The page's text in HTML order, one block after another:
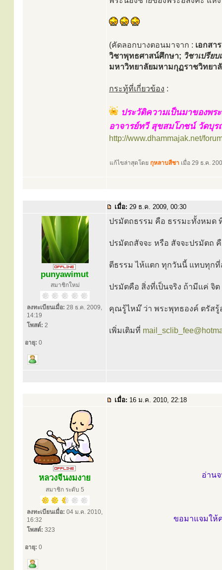
(คัดลอกบางตอนมาจาก : เอกสา
วิชาพุทธศาสน์ศึกษา; วิชาเปรีย
มหาวิทยาลัยมหามกุฏราชวิทยา
กระทู้ที่เกี่ยวข้อง :
ประวัติความเป็นมาของพร
อาจารย์ทวี สุขสมโภชน์ วัดบุ
http://www.dhammajak.net/
แก้ไขล่าสุดโดย กุหลาบสีชา เมื่อ 29 ธ.ค.
เมื่อ: 29 ธ.ค. 2009, 00:30
punyawimut
สมาชิกใหม่
ลงทะเบียนเมื่อ: 28 ธ.ค. 2009,
14:19
โพสต์: 2
อายุ: 0
ปรมัตถธรรม คือ ธรรมะทั้งหมด
ปรมัตถสัจจะ หรือ สัจจะปรมัตถ
ตีธรรม ไห้แตก ทุกวันนี้ แทบทุก
ปรมัตคือ สิ่งที่เป็นจริง ถ้ามีแค่ จิ
คุณรู้ไหม๊ ว่า พระพุทธองค์ ตรัสรู้
เพิ่มเติมที่
เมื่อ: 16 ม.ค. 2010, 22:18
หลวงจีนงมงาย
สมาชิก ระดับ 5
ลงทะเบียนเมื่อ: 04 ม.ค. 2010,
16:32
โพสต์: 323
อายุ: 0
อ่านจ
ขอมาแจมให้